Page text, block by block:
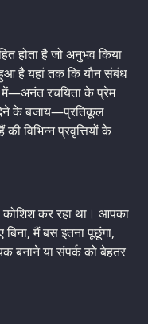
होता है जो अनुभव किया
है यहां तक कि यौन संबंध
में—अनंत रचयिता के प्रेम
के बजाय—प्रतिकूल
विभिन्न प्रवृत्तियों के
कोशिश कर रहा था। आपका
मैं बस इतना पूछूंगा,
बनाने या संपर्क को बेहतर